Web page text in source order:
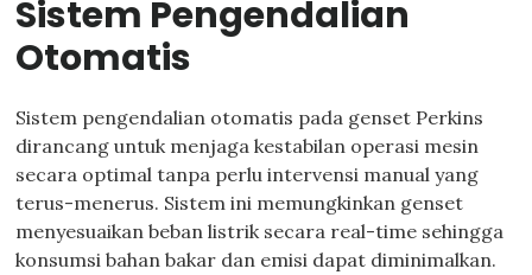
Sistem Pengendalian
Otomatis
Sistem pengendalian otomatis pada genset Perkins
dirancang untuk menjaga kestabilan operasi mesin
secara optimal tanpa perlu intervensi manual yang
terus-menerus. Sistem ini memungkinkan genset
menyesuaikan beban listrik secara real-time sehingga
konsumsi bahan bakar dan emisi dapat diminimalkan.